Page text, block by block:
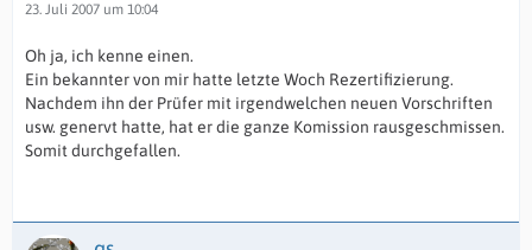
23. Juli 2007 um 10:04
Oh ja, ich kenne einen.
Ein bekannter von mir hatte letzte Woch Rezertifizierung.
Nachdem ihn der Prüfer mit irgendwelchen neuen Vorschriften
usw. genervt hatte, hat er die ganze Komission rausgeschmissen.
Somit durchgefallen.